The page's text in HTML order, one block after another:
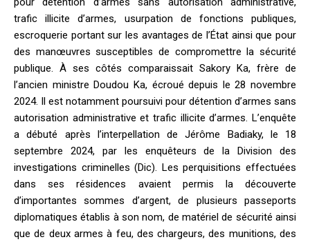
trafic illicite d’armes, usurpation de fonctions publiques,
escroquerie portant sur les avantages de l’État ainsi que pour
des manœuvres susceptibles de compromettre la sécurité
publique. À ses côtés comparaissait Sakory Ka, frère de
l’ancien ministre Doudou Ka, écroué depuis le 28 novembre
2024. Il est notamment poursuivi pour détention d’armes sans
autorisation administrative et trafic illicite d’armes. L’enquête
a débuté après l’interpellation de Jérôme Badiaky, le 18
septembre 2024, par les enquêteurs de la Division des
investigations criminelles (Dic). Les perquisitions effectuées
dans ses résidences avaient permis la découverte
d’importantes sommes d’argent, de plusieurs passeports
diplomatiques établis à son nom, de matériel de sécurité ainsi
que de deux armes à feu, des chargeurs, des munitions, des